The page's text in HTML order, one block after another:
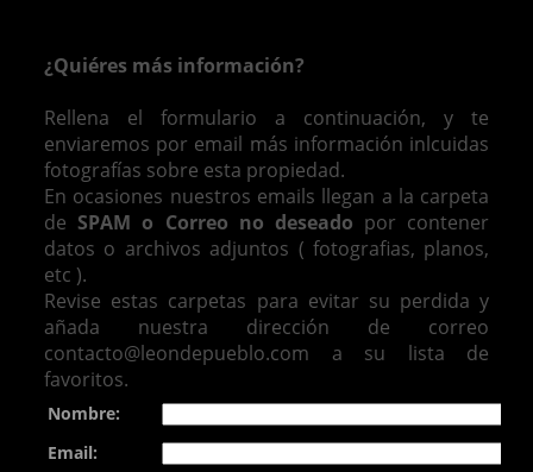
¿Quiéres más información?
Rellena el formulario a continuación, y te
enviaremos por email más información inlcuidas
fotografías sobre esta propiedad.
En ocasiones nuestros emails llegan a la carpeta
de SPAM o Correo no deseado por contener
datos o archivos adjuntos ( fotografias, planos,
etc ).
Revise estas carpetas para evitar su perdida y
añada nuestra dirección de correo
contacto@leondepueblo.com a su lista de
favoritos.
Nombre:
Email: